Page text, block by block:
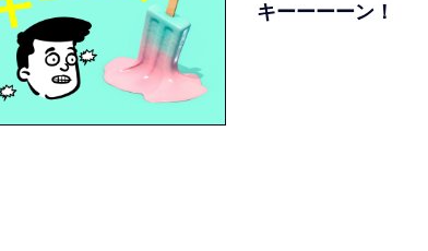
キーーーーン！